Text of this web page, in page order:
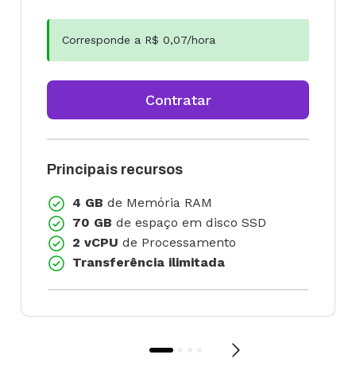
Corresponde a R$ 0,07/hora
Contratar
Principais recursos
4 GB de Memória RAM
70 GB de espaço em disco SSD
2 vCPU de Processamento
Transferência ilimitada